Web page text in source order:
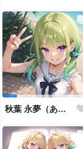
秋葉 永夢（あきば えむ）だよっ☆